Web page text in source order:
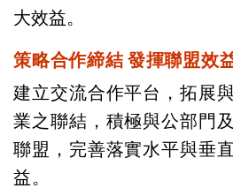
大效益。
策略合作締結 發揮聯盟效
建立交流合作平台，拓展
業之聯結，積極與公部門
聯盟，完善落實水平與垂
益。